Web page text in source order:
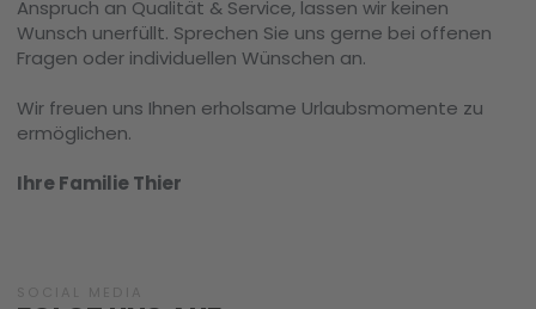
Anspruch an Qualität & Service, lassen wir keinen
Wunsch unerfüllt. Sprechen Sie uns gerne bei offenen
Fragen oder individuellen Wünschen an.
Wir freuen uns Ihnen erholsame Urlaubsmomente zu
ermöglichen.
Ihre Familie Thier